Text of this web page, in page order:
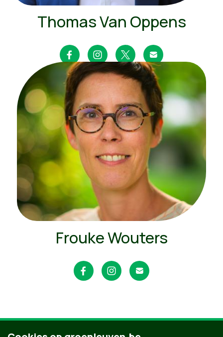
Thomas Van Oppens
Frouke Wouters